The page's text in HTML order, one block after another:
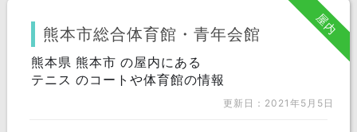
屋内
熊本市総合体育館・青年会館
熊本県 熊本市 の屋内にある
テニス のコートや体育館の情報
更新日：2021年5月5日